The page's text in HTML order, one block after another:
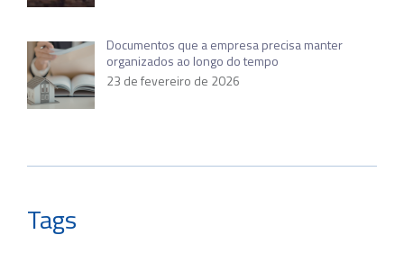
Documentos que a empresa precisa manter
organizados ao longo do tempo
23 de fevereiro de 2026
Tags